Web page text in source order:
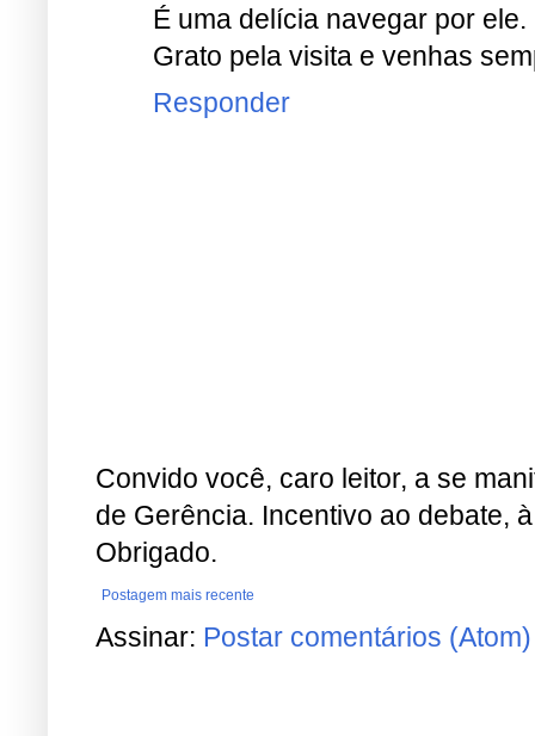
É uma delícia navegar por ele.
Grato pela visita e venhas
Responder
Convido você, caro leitor, a se
de Gerência. Incentivo ao debate,
Obrigado.
Postagem mais recente
Assinar: Postar comentários (Atom)